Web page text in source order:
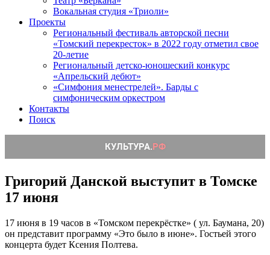
Вокальная студия «Триоли»
Проекты
Региональный фестиваль авторской песни
«Томский перекресток» в 2022 году отметил свое
20-летие
Региональный детско-юношеский конкурс
«Апрельский дебют»
«Симфония менестрелей». Барды с
симфоническим оркестром
Контакты
Поиск
Григорий Данской выступит в Томске
17 июня
17 июня в 19 часов в «Томском перекрёстке» ( ул. Баумана, 20)
он представит программу «Это было в июне». Гостьей этого
концерта будет Ксения Полтева.